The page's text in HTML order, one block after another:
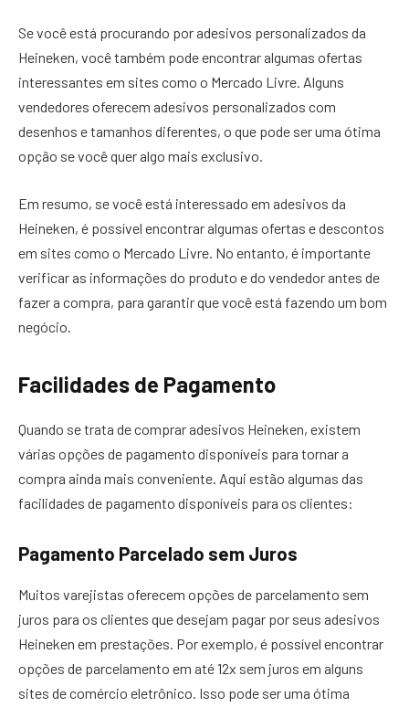
Se você está procurando por adesivos personalizados da
Heineken, você também pode encontrar algumas ofertas
interessantes em sites como o Mercado Livre. Alguns
vendedores oferecem adesivos personalizados com
desenhos e tamanhos diferentes, o que pode ser uma ótima
opção se você quer algo mais exclusivo.
Em resumo, se você está interessado em adesivos da
Heineken, é possível encontrar algumas ofertas e descontos
em sites como o Mercado Livre. No entanto, é importante
verificar as informações do produto e do vendedor antes de
fazer a compra, para garantir que você está fazendo um bom
negócio.
Facilidades de Pagamento
Quando se trata de comprar adesivos Heineken, existem
várias opções de pagamento disponíveis para tornar a
compra ainda mais conveniente. Aqui estão algumas das
facilidades de pagamento disponíveis para os clientes:
Pagamento Parcelado sem Juros
Muitos varejistas oferecem opções de parcelamento sem
juros para os clientes que desejam pagar por seus adesivos
Heineken em prestações. Por exemplo, é possível encontrar
opções de parcelamento em até 12x sem juros em alguns
sites de comércio eletrônico. Isso pode ser uma ótima